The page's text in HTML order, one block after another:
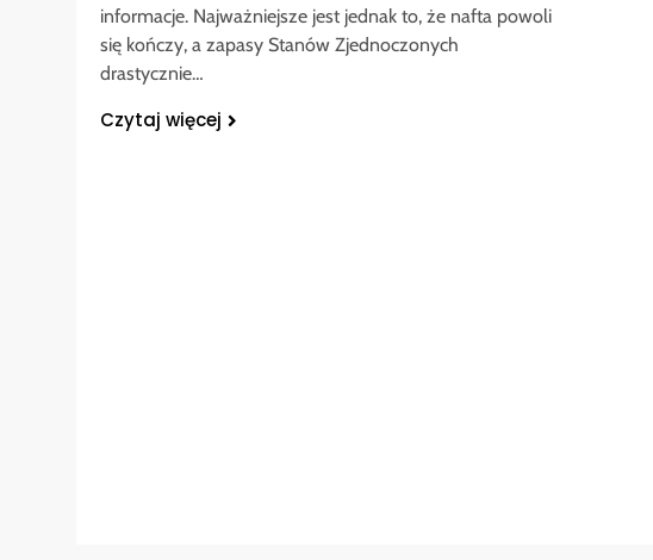
informacje. Najważniejsze jest jednak to, że nafta powoli
się kończy, a zapasy Stanów Zjednoczonych
drastycznie…
Czytaj więcej